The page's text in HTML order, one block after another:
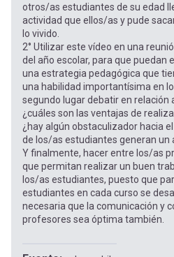
otros/as estudiantes de su edad
actividad que ellos/as y pude
lo vivido.
2° Utilizar este vídeo en una
del año escolar, para que puedan
una estrategia pedagógica que
una habilidad importantísima en
segundo lugar debatir en relación
¿cuáles son las ventajas de
¿hay algún obstaculizador hacia
de los/as estudiantes generan un
Y finalmente, hacer entre los/as
que permitan realizar un buen
los/as estudiantes, puesto que
estudiantes en cada curso se
necesaria que la comunicación y
profesores sea óptima también.